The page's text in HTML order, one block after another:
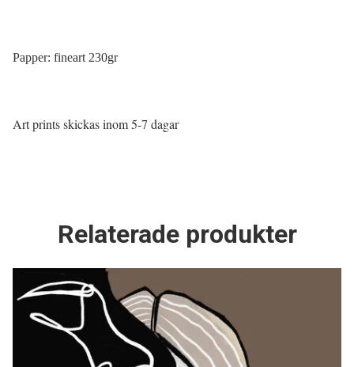
Papper: fineart 230gr
Art prints skickas inom 5-7 dagar
Relaterade produkter